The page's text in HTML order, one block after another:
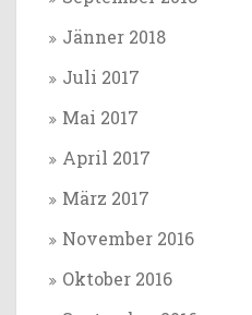
Jänner 2018
Juli 2017
Mai 2017
April 2017
März 2017
November 2016
Oktober 2016